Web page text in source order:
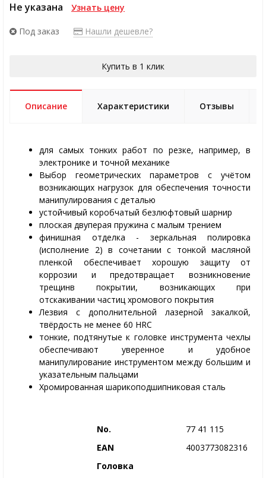
Не указана Узнать цену
Под заказ Нашли дешевле?
Купить в 1 клик
Описание Характеристики Отзывы
для самых тонких работ по резке, например, в
электронике и точной механике
Выбор геометрических параметров с учётом
возникающих нагрузок для обеспечения точности
манипулирования с деталью
устойчивый коробчатый безлюфтовый шарнир
плоская двуперая пружина с малым трением
финишная отделка - зеркальная полировка
(исполнение 2) в сочетании с тонкой масляной
пленкой обеспечивает хорошую защиту от
коррозии и предотвращает возникновение
трещинв покрытии, возникающих при
отскакивании частиц хромового покрытия
Лезвия с дополнительной лазерной закалкой,
твёрдость не менее 60 HRC
тонкие, подтянутые к головке инструмента чехлы
обеспечивают уверенное и удобное
манипулирование инструментом между большим и
указательным пальцами
Хромированная шарикоподшипниковая сталь
No.
77 41 115
EAN
4003773082316
Головка